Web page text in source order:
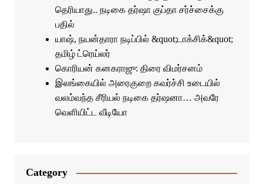
தெரியாது.. நடிகை தர்ஷா குப்தா சர்ச்சைக்கு
பதில்
யாஷ், நயன்தாரா நடிப்பில் &quot;டாக்சிக்&quot;
தமிழ் ட்ரெய்லர்
கொரியன் கனகராஜு: திரை விமர்சனம்
இலங்கையில் அரைகுறை கவர்ச்சி உடையில்
வலம்வந்த சீரியல் நடிகை தர்ஷனா… அவரே
வெளியிட்ட வீடியோ
Category